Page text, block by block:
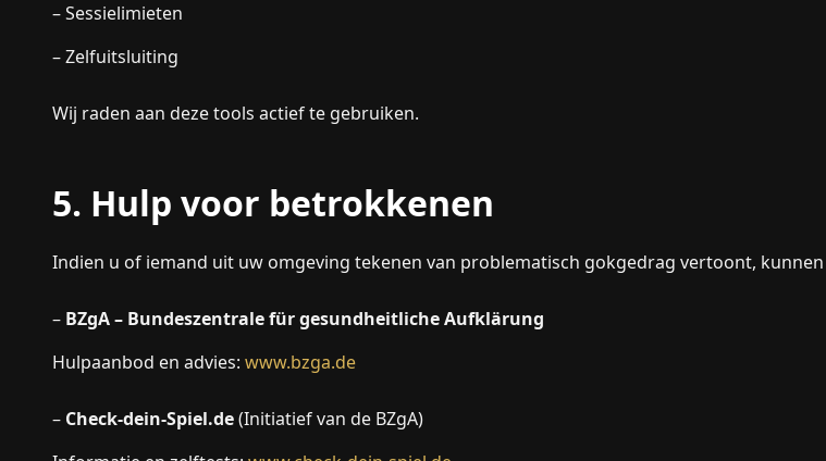
– Sessielimieten
– Zelfuitsluiting
Wij raden aan deze tools actief te gebruiken.
5. Hulp voor betrokkenen
Indien u of iemand uit uw omgeving tekenen van problematisch gokgedrag vertoont,
– BZgA – Bundeszentrale für gesundheitliche Aufklärung
Hulpaanbod en advies: www.bzga.de
– Check-dein-Spiel.de(Initiatief van de BZgA)